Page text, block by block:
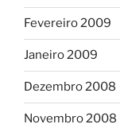
Fevereiro 2009
Janeiro 2009
Dezembro 2008
Novembro 2008